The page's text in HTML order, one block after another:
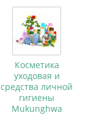
Косметика
уходовая и
средства личной
гигиены
Mukunghwa